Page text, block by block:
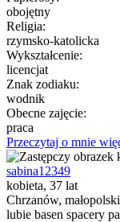
obojętny
Religia:
rzymsko-katolicka
Wykształcenie:
licencjat
Znak zodiaku:
wodnik
Obecne zajęcie:
praca
Przeczytaj o mnie
sabina12349
kobieta, 37 lat
Chrzanów,
lubie basen spacery